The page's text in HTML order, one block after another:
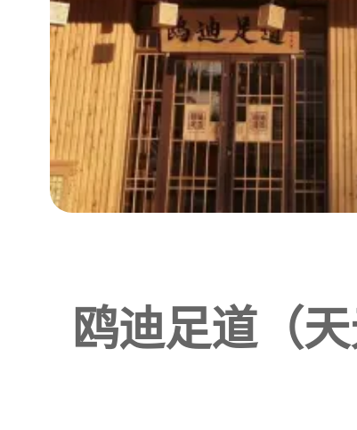
鸥迪足道（